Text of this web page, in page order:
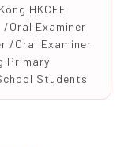
HKCEE
/Oral Examiner
/Oral Examiner
Primary
Students